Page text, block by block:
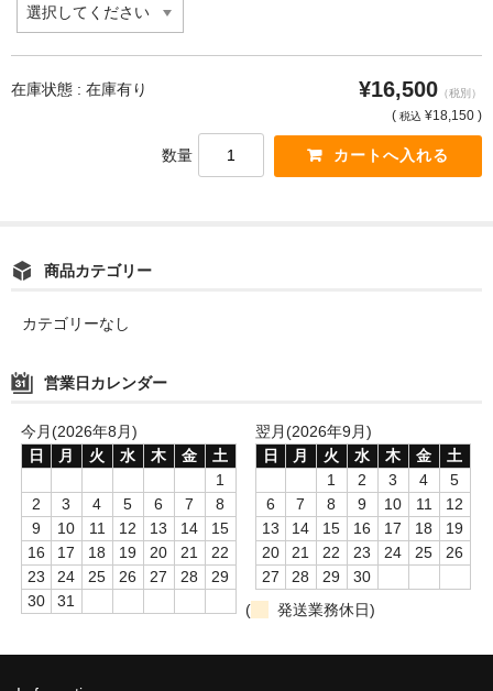
在庫状態 : 在庫有り ¥16,500 （税別）
( 税込 ¥18,150 )
数量
商品カテゴリー
カテゴリーなし
営業日カレンダー
今月(2026年8月)
日
月 火 水 木 金
土
1
2
3 4 5 6 7
8
9
10 11 12 13 14
15
16
17 18 19 20 21
22
23
24 25 26 27 28
29
30
31
翌月(2026年9月)
日
月 火 水 木 金
土
1
2 3 4
5
6
7 8 9 10 11
12
13
14 15 16 17 18
19
20
21 22 23 24 25
26
27
28 29
30
(
発送業務休日)